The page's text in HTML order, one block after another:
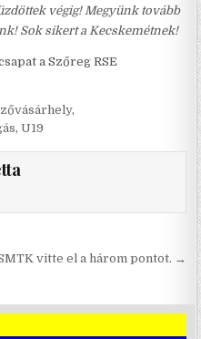
végig! Megyünk tovább
Sok sikert a Kecskemétnek!
a Szőreg RSE
,
,U19
vitte el a három pontot. →